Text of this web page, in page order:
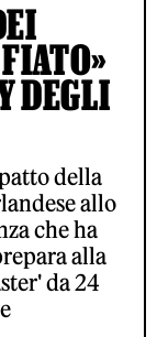
DEGLI
della
allo
che ha
alla
da 24